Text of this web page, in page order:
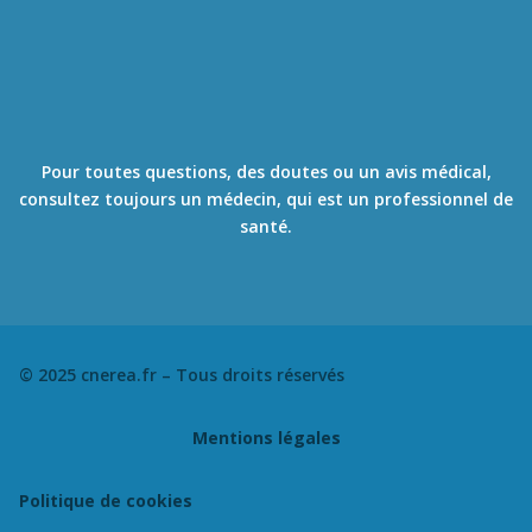
Pour toutes questions, des doutes ou un avis médical,
consultez toujours un médecin, qui est un professionnel de
santé.
© 2025 cnerea.fr – Tous droits réservés
Mentions légales
Politique de cookies